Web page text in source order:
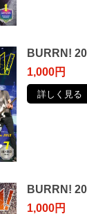
BURRN!
1,000円
詳しく見る
BURRN!
1,000円